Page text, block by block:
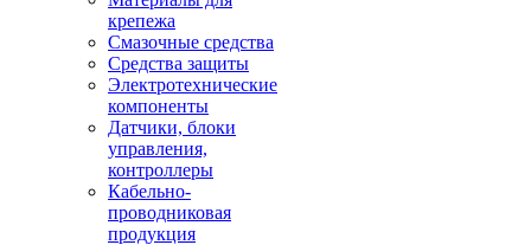
крепежа
Смазочные средства
Средства защиты
Электротехнические
компоненты
Датчики, блоки
управления,
контроллеры
Кабельно-
проводниковая
продукция